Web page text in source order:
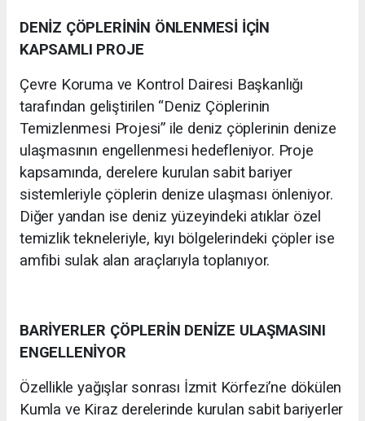
DENİZ ÇÖPLERİNİN ÖNLENMESİ İÇİN
KAPSAMLI PROJE
Çevre Koruma ve Kontrol Dairesi Başkanlığı
tarafından geliştirilen “Deniz Çöplerinin
Temizlenmesi Projesi” ile deniz çöplerinin denize
ulaşmasının engellenmesi hedefleniyor. Proje
kapsamında, derelere kurulan sabit bariyer
sistemleriyle çöplerin denize ulaşması önleniyor.
Diğer yandan ise deniz yüzeyindeki atıklar özel
temizlik tekneleriyle, kıyı bölgelerindeki çöpler ise
amfibi sulak alan araçlarıyla toplanıyor.
BARİYERLER ÇÖPLERİN DENİZE ULAŞMASINI
ENGELLENİYOR
Özellikle yağışlar sonrası İzmit Körfezi’ne dökülen
Kumla ve Kiraz derelerinde kurulan sabit bariyerler